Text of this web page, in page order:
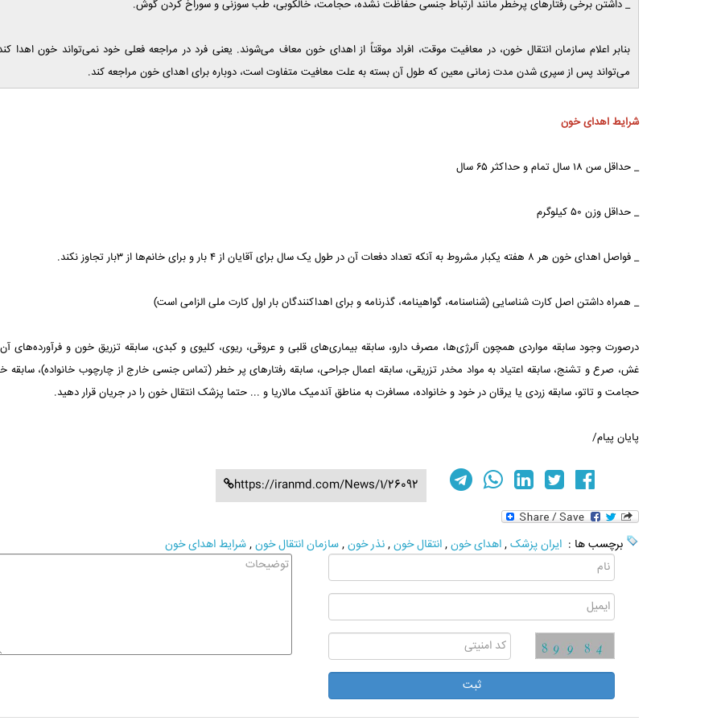
_ داشتن برخی رفتارهای پرخطر مانند ارتباط جنسی حفاظت نشده، حجامت، خالکوبی، طب سوزنی و سوراخ کردن گوش.
بنابر اعلام سازمان انتقال خون، در معافیت موقت، افراد موقتاً از اهدای خون معاف می‌شوند. یعنی فرد در مراجعه فعلی خود نمی‌تواند خون اهدا
می‌تواند پس از سپری شدن مدت زمانی معین که طول آن بسته به علت معافیت متفاوت است، دوباره برای اهدای خون مراجعه کند.
شرایط اهدای خون
_ حداقل سن ۱۸ سال تمام و حداکثر ۶۵ سال
_ حداقل وزن ۵۰ کیلوگرم
_ فواصل اهدای خون هر ۸ هفته یکبار مشروط به آنکه تعداد دفعات آن در طول یک سال برای آقایان از ۴ بار و برای خانم‌ها از ۳بار تجاوز نکند.
_ همراه داشتن اصل کارت شناسایی (شناسنامه، گواهینامه، گذرنامه و برای اهداکنندگان بار اول کارت ملی الزامی است)
درصورت وجود سابقه مواردی همچون آلرژی‌ها، مصرف دارو، سابقه بیماری‌های قلبی و عروقی، ریوی، کلیوی و کبدی، سابقه تزریق خون و فرآورده‌های
غش، صرع و تشنج، سابقه اعتیاد به مواد مخدر تزریقی، سابقه اعمال جراحی، سابقه رفتارهای پر خطر (تماس جنسی خارج از چارچوب خانواده)، سابقه
حجامت و تاتو، سابقه زردی یا یرقان در خود و خانواده، مسافرت به مناطق آندمیک مالاریا و ... حتما پزشک انتقال خون را در جریان قرار دهید.
پایان پیام/
https://iranmd.com/News/1/26092
برچسب ها : ایران پزشک,اهدای خون,انتقال خون,نذر خون,سازمان انتقال خون,شرایط اهدای خون